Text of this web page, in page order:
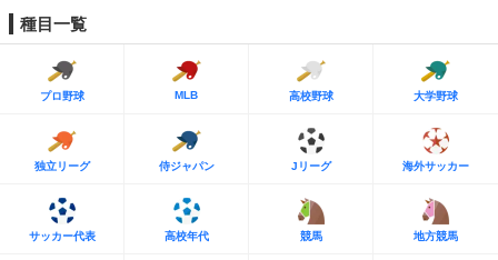
種目一覧
プロ野球 MLB 高校野球 大学野球
独立リーグ 侍ジャパン Jリーグ 海外サッカー
サッカー代表 高校年代 競馬 地方競馬